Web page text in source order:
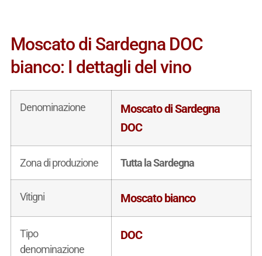
Moscato di Sardegna DOC
bianco: I dettagli del vino
Denominazione
Moscato di Sardegna
DOC
Zona di produzione Tutta la Sardegna
Vitigni Moscato bianco
Tipo
denominazione
DOC